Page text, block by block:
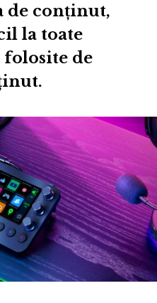
de conținut,
la toate
de